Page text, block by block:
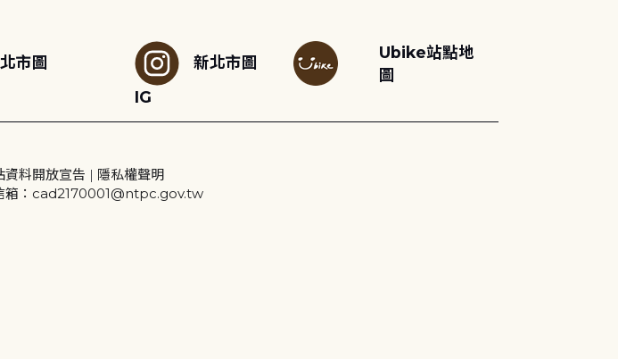
市圖
新北市圖
IG
Ubike站點地
圖
資料開放宣告 | 隱私權聲明
箱：cad2170001@ntpc.gov.tw